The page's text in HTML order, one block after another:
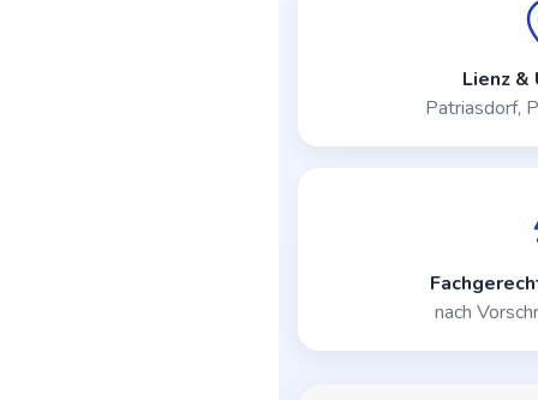
Lienz &
Patriasdorf,
nach